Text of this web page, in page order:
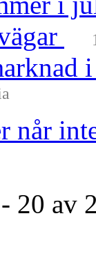
når
20 av